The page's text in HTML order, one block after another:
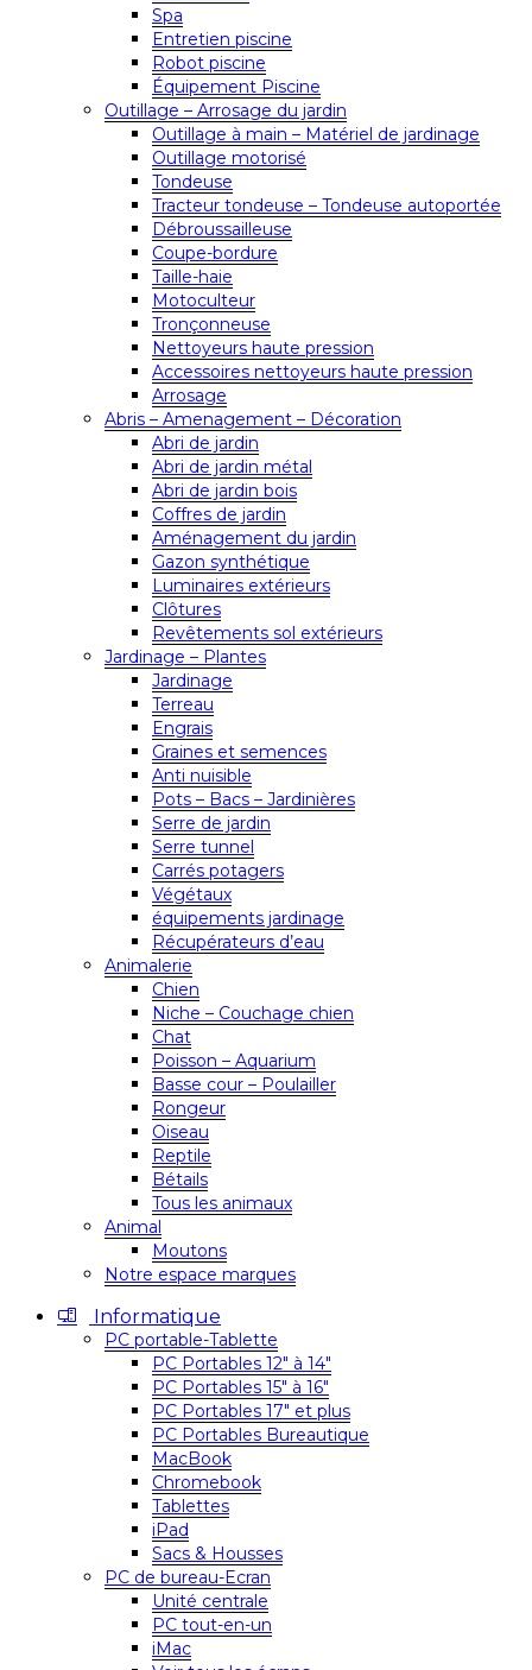
Spa
Entretien piscine
Robot piscine
Équipement Piscine
Outillage – Arrosage du jardin
Outillage à main – Matériel de jardinage
Outillage motorisé
Tondeuse
Tracteur tondeuse – Tondeuse autoportée
Débroussailleuse
Coupe-bordure
Taille-haie
Motoculteur
Tronçonneuse
Nettoyeurs haute pression
Accessoires nettoyeurs haute pression
Arrosage
Abris – Amenagement – Décoration
Abri de jardin
Abri de jardin métal
Abri de jardin bois
Coffres de jardin
Aménagement du jardin
Gazon synthétique
Luminaires extérieurs
Clôtures
Revêtements sol extérieurs
Jardinage – Plantes
Jardinage
Terreau
Engrais
Graines et semences
Anti nuisible
Pots – Bacs – Jardinières
Serre de jardin
Serre tunnel
Carrés potagers
Végétaux
équipements jardinage
Récupérateurs d’eau
Animalerie
Chien
Niche – Couchage chien
Chat
Poisson – Aquarium
Basse cour – Poulailler
Rongeur
Oiseau
Reptile
Bétails
Tous les animaux
Animal
Moutons
Notre espace marques
Informatique
PC portable-Tablette
PC Portables 12″ à 14″
PC Portables 15″ à 16″
PC Portables 17″ et plus
PC Portables Bureautique
MacBook
Chromebook
Tablettes
iPad
Sacs & Housses
PC de bureau-Ecran
Unité centrale
PC tout-en-un
iMac